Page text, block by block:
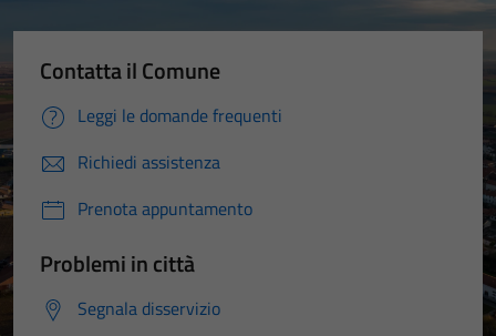
Contatta il Comune
Leggi le domande frequenti
Richiedi assistenza
Prenota appuntamento
Problemi in città
Segnala disservizio